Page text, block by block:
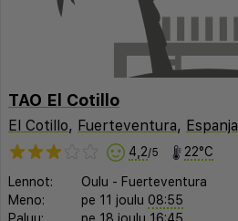
TAO El Cotillo
El Cotillo, Fuerteventura, Espanja
4,2/5 22°C
Lennot: Oulu - Fuerteventura
Meno:
pe 11 joulu 08:55